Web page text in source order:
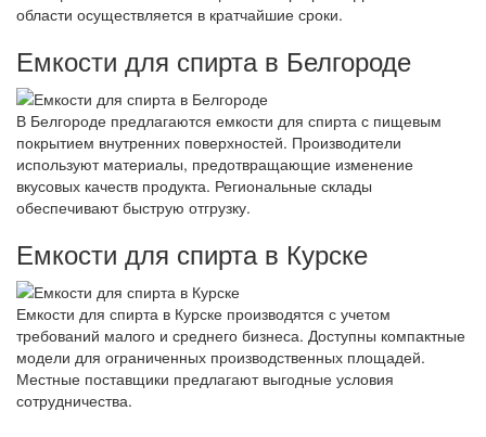
области осуществляется в кратчайшие сроки.
Емкости для спирта в Белгороде
В Белгороде предлагаются емкости для спирта с пищевым
покрытием внутренних поверхностей. Производители
используют материалы, предотвращающие изменение
вкусовых качеств продукта. Региональные склады
обеспечивают быструю отгрузку.
Емкости для спирта в Курске
Емкости для спирта в Курске производятся с учетом
требований малого и среднего бизнеса. Доступны компактные
модели для ограниченных производственных площадей.
Местные поставщики предлагают выгодные условия
сотрудничества.